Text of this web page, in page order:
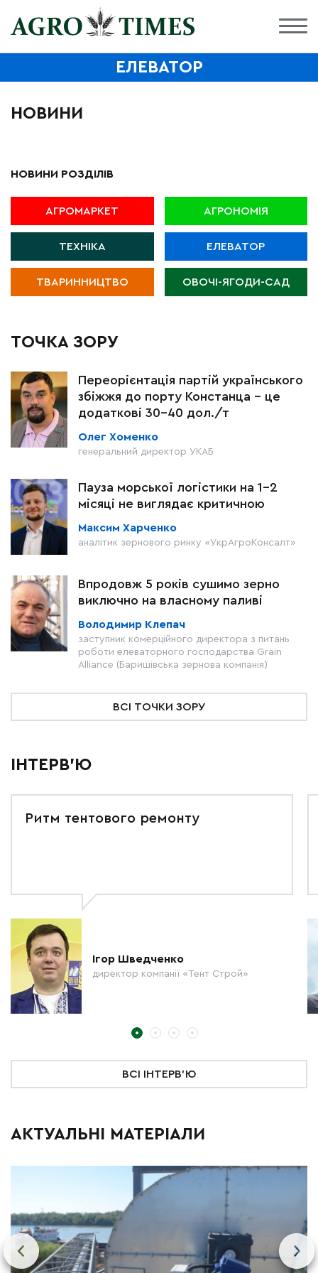
ЕЛЕВАТОР
НОВИНИ
НОВИНИ РОЗДІЛІВ
АГРОМАРКЕТ АГРОНОМІЯ
ТЕХНІКА ЕЛЕВАТОР
ТВАРИННИЦТВО ОВОЧІ-ЯГОДИ-САД
ТОЧКА ЗОРУ
Переорієнтація партій українського
збіжжя до порту Констанца – це
додаткові 30-40 дол./т
Олег Хоменко
генеральний директор УКАБ
Пауза морської логістики на 1–2
місяці не виглядає критичною
Максим Харченко
аналітик зернового ринку «УкрАгроКонсалт»
Впродовж 5 років сушимо зерно
виключно на власному паливі
Володимир Клепач
заступник комерційного директора з питань
роботи елеваторного господарства Grain
Alliance (Баришівська зернова компанія)
ВСІ ТОЧКИ ЗОРУ
ІНТЕРВ'Ю
Ритм тентового ремонту
Ігор Шведченко
директор компанії «Тент Строй»
ВСІ ІНТЕРВ'Ю
АКТУАЛЬНІ МАТЕРІАЛИ